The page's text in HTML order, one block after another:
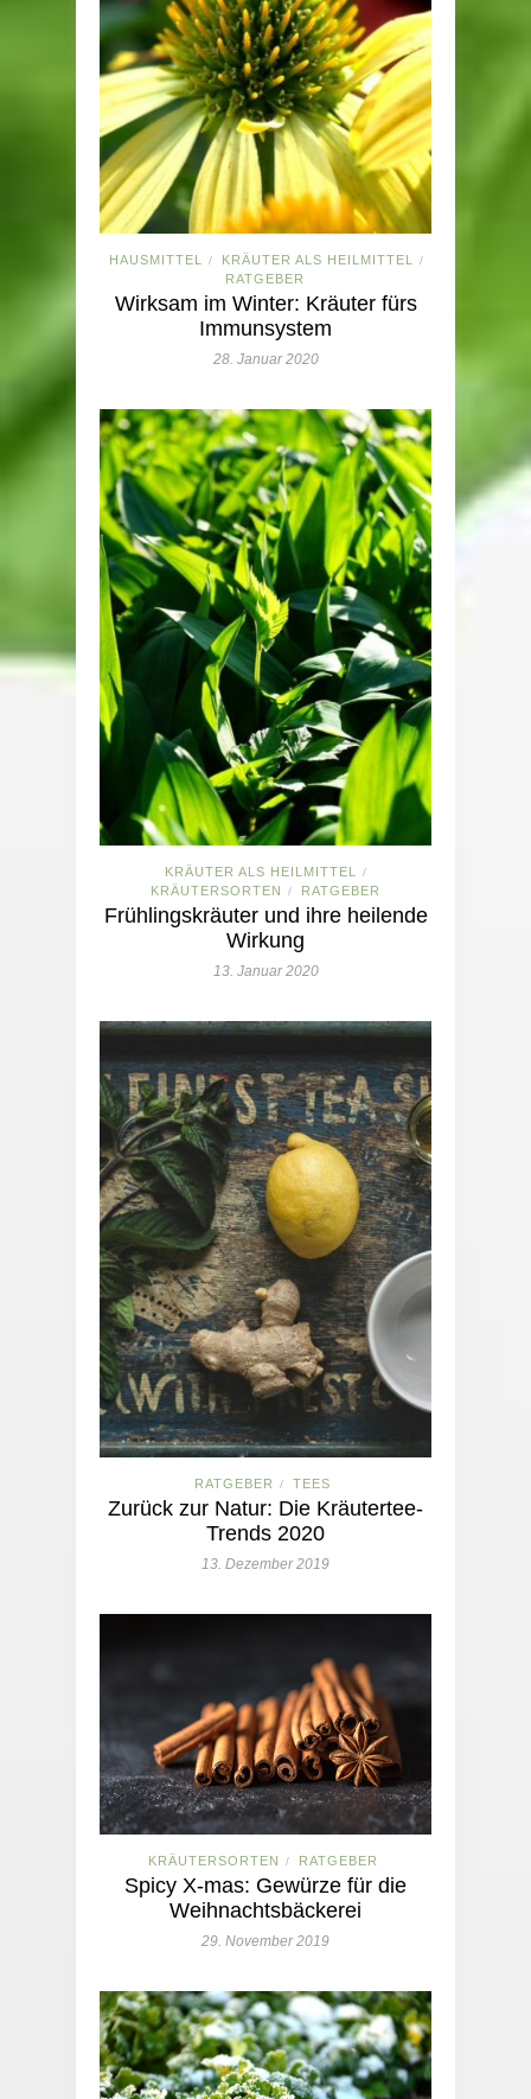
HAUSMITTEL / KRÄUTER ALS HEILMITTEL /
RATGEBER
Wirksam im Winter: Kräuter fürs
Immunsystem
28. Januar 2020
KRÄUTER ALS HEILMITTEL /
KRÄUTERSORTEN / RATGEBER
Frühlingskräuter und ihre heilende
Wirkung
13. Januar 2020
RATGEBER / TEES
Zurück zur Natur: Die Kräutertee-
Trends 2020
13. Dezember 2019
KRÄUTERSORTEN / RATGEBER
Spicy X-mas: Gewürze für die
Weihnachtsbäckerei
29. November 2019